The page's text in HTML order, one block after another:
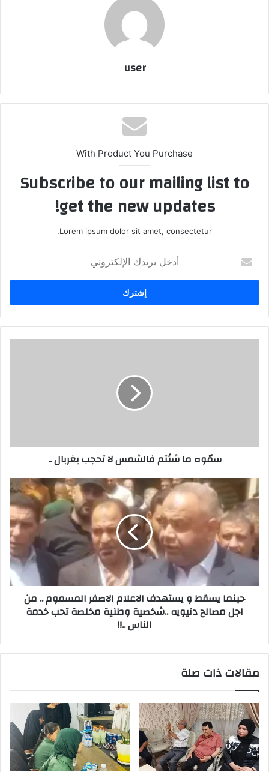
user
With Product You Purchase
Subscribe to our mailing list to
get the new updates!
Lorem ipsum dolor sit amet, consectetur.
بريدك
الإلكتروني
سمّوه ما شئتم فالشمس لا تحجب بغربال ..
حينما
يسقط
يستهدف
الاعلام
الاصفر
المسموم
من
مصالح
وطنية
تحب
..!!
حينما يسقط و يستهدف الاعلام الاصفر المسموم .. من
اجل مصالح دنيويه ..شخصية وطنية مخلصة تحب خدمة
الناس ..!!
مقالات ذات صلة